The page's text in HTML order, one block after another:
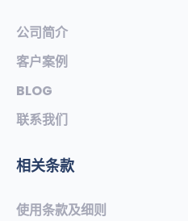
公司简介
客户案例
BLOG
联系我们
相关条款
使用条款及细则